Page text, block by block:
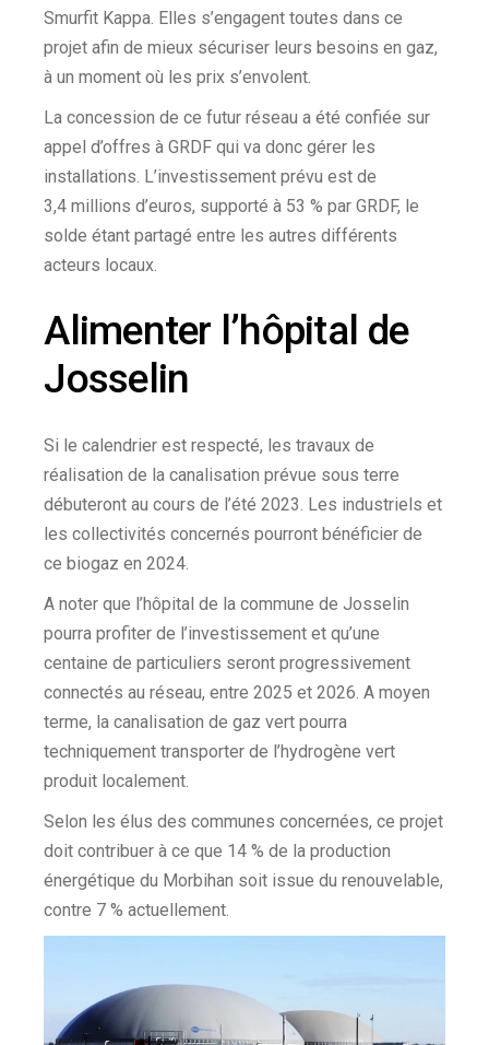
Smurfit Kappa. Elles s’engagent toutes dans ce
projet afin de mieux sécuriser leurs besoins en gaz,
à un moment où les prix s’envolent.
La concession de ce futur réseau a été confiée sur
appel d’offres à GRDF qui va donc gérer les
installations. L’investissement prévu est de
3,4 millions d’euros, supporté à 53 % par GRDF, le
solde étant partagé entre les autres différents
acteurs locaux.
Alimenter l’hôpital de
Josselin
Si le calendrier est respecté, les travaux de
réalisation de la canalisation prévue sous terre
débuteront au cours de l’été 2023. Les industriels et
les collectivités concernés pourront bénéficier de
ce biogaz en 2024.
A noter que l’hôpital de la commune de Josselin
pourra profiter de l’investissement et qu’une
centaine de particuliers seront progressivement
connectés au réseau, entre 2025 et 2026. A moyen
terme, la canalisation de gaz vert pourra
techniquement transporter de l’hydrogène vert
produit localement.
Selon les élus des communes concernées, ce projet
doit contribuer à ce que 14 % de la production
énergétique du Morbihan soit issue du renouvelable,
contre 7 % actuellement.